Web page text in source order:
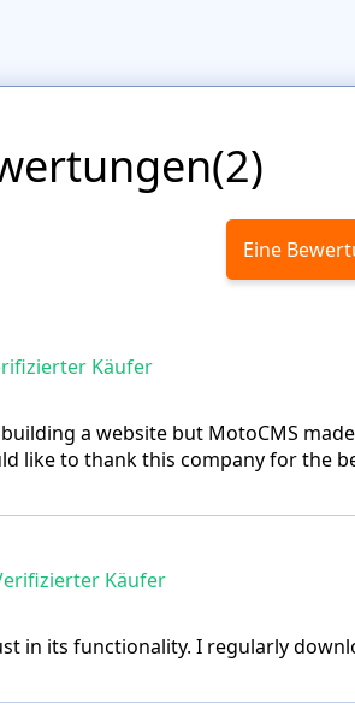
Eine
Käufer
a website but MotoCMS
like to thank this company for the
Käufer
in its functionality. I regularly